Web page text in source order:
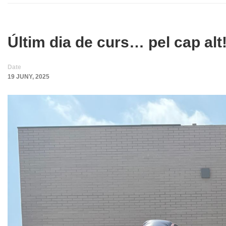
Últim dia de curs… pel cap
Date
19 JUNY, 2025